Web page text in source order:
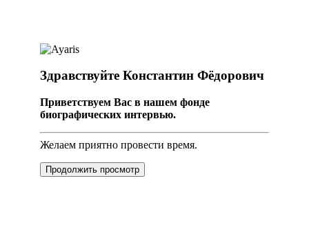
Здравствуйте Константин Фёдорович
Приветствуем Вас в нашем фонде
биографических интервью.
Желаем приятно провести время.
Продолжить просмотр